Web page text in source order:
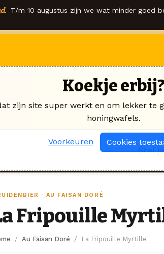
T/m 10 augustus zijn we wat minder goed
Stel
· AU FAISAN DORÉ
Fripouille
Au Faisan Doré La Fripouille Myrtille
Koekje erbij?
zijn site super werkt en om lekker te
honingwafels.
Voorkeuren Cookies